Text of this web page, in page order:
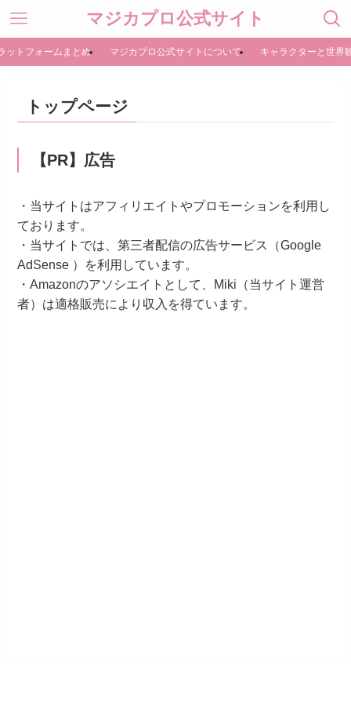
マジカプロ公式サイト
ットフォームまとめ マジカプロ公式サイトについて キャラクターと世界
トップページ
【PR】広告
・当サイトはアフィリエイトやプロモーションを利用し
ております。
・当サイトでは、第三者配信の広告サービス（Google
AdSense ）を利用しています。
・Amazonのアソシエイトとして、Miki（当サイト運営
者）は適格販売により収入を得ています。